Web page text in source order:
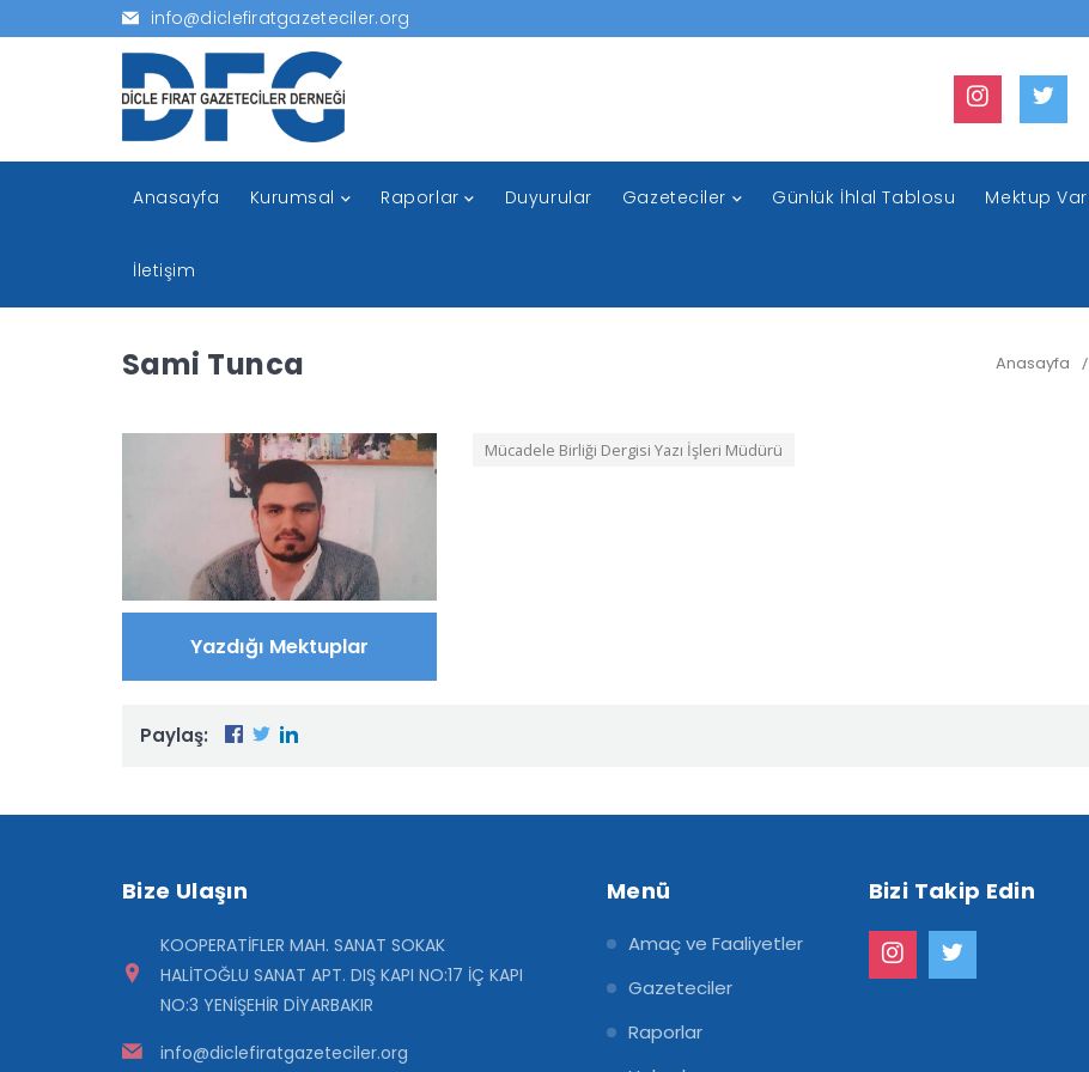
info@diclefiratgazeteciler.org
Anasayfa Kurumsal Raporlar Duyurular Gazeteciler Günlük İhlal Tablosu Mektup Var
İletişim
Sami Tunca Anasayfa /
Yazdığı Mektuplar
Mücadele Birliği Dergisi Yazı İşleri Müdürü
Paylaş:
Bize Ulaşın
KOOPERATİFLER MAH. SANAT SOKAK
HALİTOĞLU SANAT APT. DIŞ KAPI NO:17 İÇ KAPI
NO:3 YENİŞEHİR DİYARBAKIR
info@diclefiratgazeteciler.org
Menü
Amaç ve Faaliyetler
Gazeteciler
Raporlar
Bizi Takip Edin